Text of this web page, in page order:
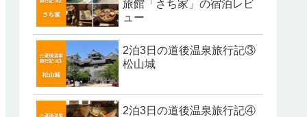
旅館「さち家」の宿泊レビ
ュー
2泊3日の道後温泉旅行記③
松山城
2泊3日の道後温泉旅行記④